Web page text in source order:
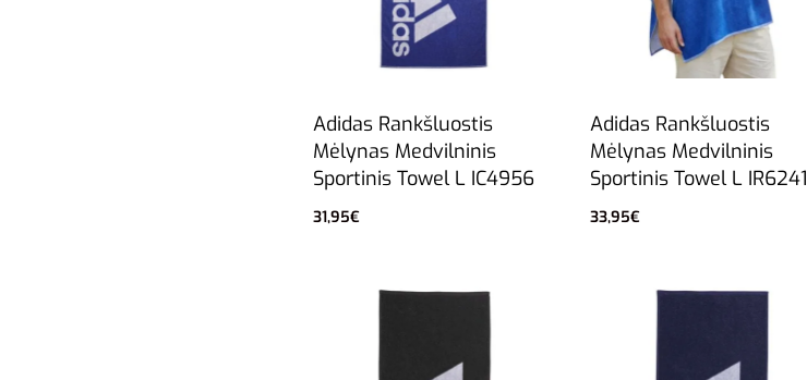
Adidas Rankšluostis
Mėlynas Medvilninis
Sportinis Towel L IC4956
31,95€
Adidas Rankšluostis
Mėlynas Medvilninis
Sportinis Towel L IR6241
33,95€